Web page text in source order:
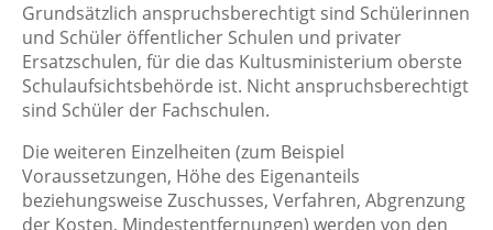
Grundsätzlich anspruchsberechtigt sind Schülerinnen
und Schüler öffentlicher Schulen und privater
Ersatzschulen, für die das Kultusministerium oberste
Schulaufsichtsbehörde ist. Nicht anspruchsberechtigt
sind Schüler der Fachschulen.
Die weiteren Einzelheiten (zum Beispiel
Voraussetzungen, Höhe des Eigenanteils
beziehungsweise Zuschusses, Verfahren, Abgrenzung
der Kosten, Mindestentfernungen) werden von den